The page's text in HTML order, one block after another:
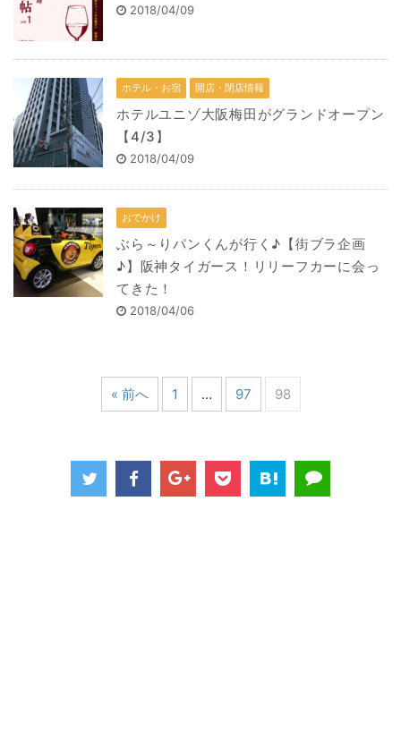
2018/04/09
ホテル・お宿 開店・閉店情報
ホテルユニゾ大阪梅田がグランドオープン
【4/3】
2018/04/09
おでかけ
ぶら～りパンくんが行く♪【街ブラ企画
♪】阪神タイガース！リリーフカーに会っ
てきた！
2018/04/06
« 前へ 1 … 97 98